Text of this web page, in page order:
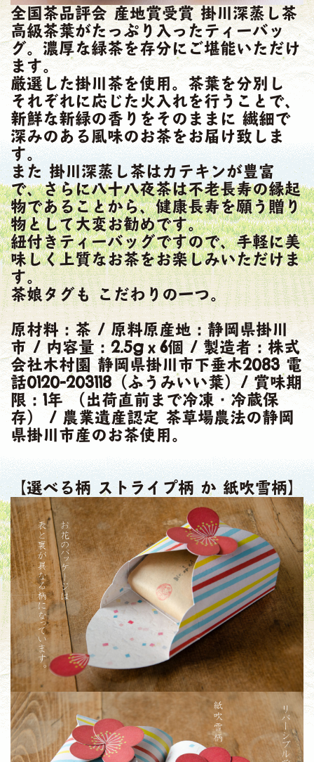
全国茶品評会 産地賞受賞 掛川深蒸し茶
高級茶葉がたっぷり入ったティーバッ
グ。濃厚な緑茶を存分にご堪能いただけ
ます。
厳選した掛川茶を使用。茶葉を分別し
それぞれに応じた火入れを行うことで、
新鮮な新緑の香りをそのままに 繊細で
深みのある風味のお茶をお届け致しま
す。
また 掛川深蒸し茶はカテキンが豊富
で、さらに八十八夜茶は不老長寿の縁起
物であることから、健康長寿を願う贈り
物として大変お勧めです。
紐付きティーバッグですので、手軽に美
味しく上質なお茶をお楽しみいただけま
す。
茶娘タグも こだわりの一つ。
原材料：茶 / 原料原産地：静岡県掛川
市 / 内容量：2.5gｘ6個 / 製造者：株式
会社木村園 静岡県掛川市下垂木2083 電
話0120-203118（ふうみいい葉）/ 賞味期
限：1年 （出荷直前まで冷凍・冷蔵保
存） / 農業遺産認定 茶草場農法の静岡
県掛川市産のお茶使用。
【選べる柄 ストライプ柄 か 紙吹雪柄】